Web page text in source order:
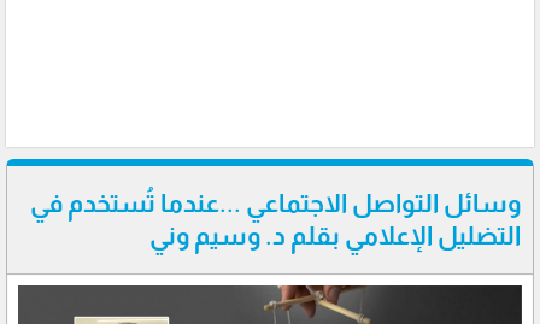
وسائل التواصل الاجتماعي ...عندما تُستخدم في
التضليل الإعلامي بقلم د. وسيم وني